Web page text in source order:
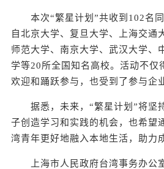
本次“繁星计划”共收到102名同
自北京大学、复旦大学、上海交通
师范大学、南京大学、武汉大学、
学等20所全国知名高校。活动不仅
欢迎和踊跃参与，也受到了参与企
据悉，未来，“繁星计划”将坚
子创造学习和实践的机会，也希望
湾青年更好地融入本地生活，助力
上海市人民政府台湾事务办公